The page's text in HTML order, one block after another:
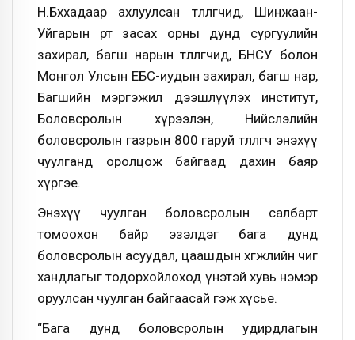
Н.Бөххадаар ахлуулсан төлөөлөгчид, Шинжаан-
Уйгарын өөртөө засах орны дунд сургуулийн
захирал, багш нарын төлөөлөгчид, БНСУ болон
Монгол Улсын ЕБС-иудын захирал, багш нар,
Багшийн мэргэжил дээшлүүлэх институт,
Боловсролын хүрээлэн, Нийслэлийн
боловсролын газрын 800 гаруй төлөөлөгч энэхүү
чуулганд оролцож байгаад дахин баяр
хүргэе.
Энэхүү чуулган боловсролын салбарт
томоохон байр эзэлдэг бага дунд
боловсролын асуудал, цаашдын хөгжлийн чиг
хандлагыг тодорхойлоход үнэтэй хувь нэмэр
оруулсан чуулган байгаасай гэж хүсье.
“Бага дунд боловсролын удирдлагын